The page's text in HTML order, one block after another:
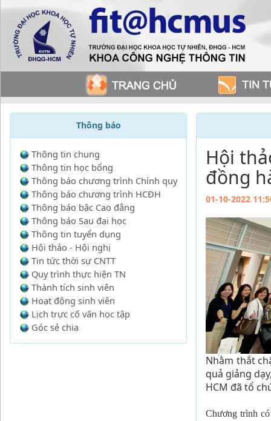
Thông báo
Thông tin chung
Thông tin học bổng
Thông báo chương trình Chính quy
Thông báo chương trình HCĐH
Thông báo bậc Cao đẳng
Thông báo Sau đại học
Thông tin tuyển dụng
Hội thảo - Hội nghị
Tin tức thời sự CNTT
Quy trình thực hiện TN
Thành tích sinh viên
Hoạt động sinh viên
Lịch trực cố vấn học tập
Góc sẻ chia
Hội
đồng
01-10-2022
Nhằm thắt
quả giảng
HCM đã tổ
Chương trình